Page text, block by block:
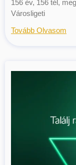
156 év, 156 tél,
Városligeti
Tovább Olvasom